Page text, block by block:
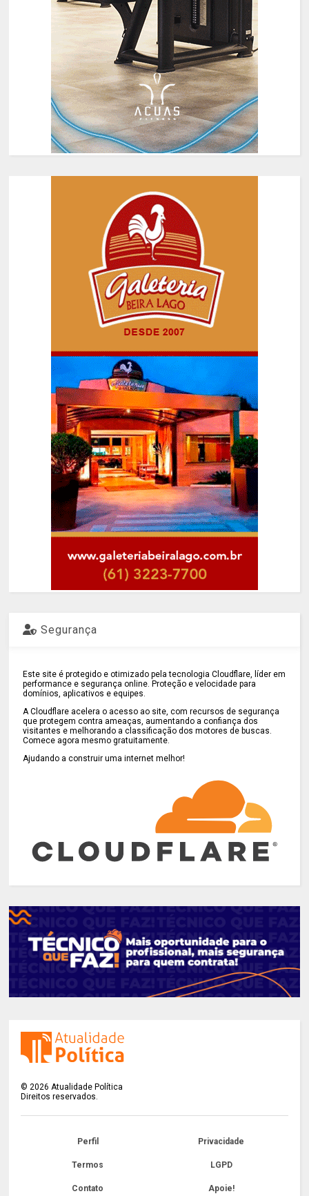
Segurança
Este site é protegido e otimizado pela tecnologia Cloudflare, líder em
performance e segurança online. Proteção e velocidade para
domínios, aplicativos e equipes.
A Cloudflare acelera o acesso ao site, com recursos de segurança
que protegem contra ameaças, aumentando a confiança dos
visitantes e melhorando a classificação dos motores de buscas.
Comece agora mesmo gratuitamente.
Ajudando a construir uma internet melhor!
©2026 Atualidade Política
Direitos reservados.
Perfil Privacidade
Termos LGPD
Contato Apoie!